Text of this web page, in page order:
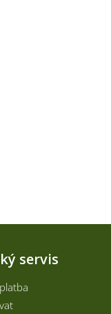
servis